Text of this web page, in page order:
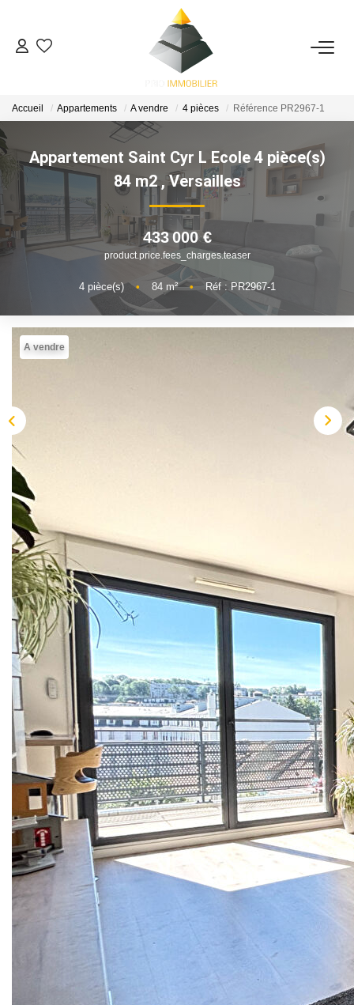
ACHETER
ESTIMATION
NOS ACTIONS COMMERCIALES
NOTRE AGENCE
CONTACT
Accueil Appartements A vendre 4 pièces Référence PR2967-1
Appartement Saint Cyr L Ecole 4 pièce(s)
84 m2,Versailles
433 000 €
product.price.fees_charges.teaser
4pièce(s) • 84m² • Réf : PR2967-1
A vendre
Description
Réf : PR2967-1
SAINT-CYR-L'ECOLE! Situé en centre-ville dans un
quartier recherché, proche gare, écoles et commerces à
pied, dans un immeuble récent de 2021, très joli 4 pièces
d'environ 84m² habitables au 4ème et dernier étage avec
ascenseur, bien agencé et lumineux. Il comprend: entrée,
dressing, séjour-cuisine d'environ 33m² incluant cuisine US
aménagée et toute équipée avec accès direct sur une
terrasse avec vue dégagée orientée sud-est, 3 grandes
chambres avec rangement, salle de bains, buanderie, 2
WC. Deux places de parking s/sol complètent ce bien !
AUCUN TRAVAUX A PREVOIR! CLEFS EN MAIN! A
VISITER ABSOLUMENT! Frais d'agence inclus de 4.34% à
la charge acquéreurs.
** €433 000 honoraires inclus
Nos honoraires Nous contacter